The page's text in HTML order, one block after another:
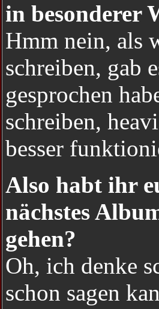
in besonderer
Hmm nein, als
schreiben, gab
gesprochen
schreiben,
besser
Also habt ihr
nächstes
gehen?
Oh, ich denke
schon sagen